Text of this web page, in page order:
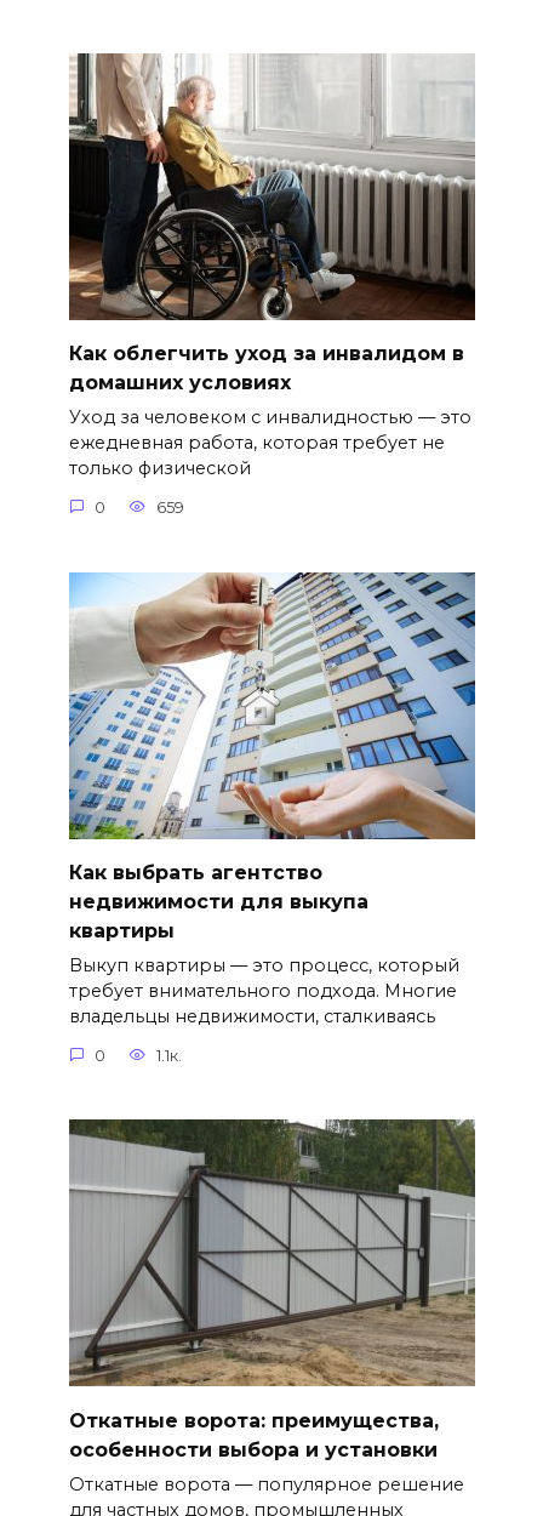
Как облегчить уход за инвалидом в
домашних условиях
Уход за человеком с инвалидностью — это
ежедневная работа, которая требует не
только физической
0 659
Как выбрать агентство
недвижимости для выкупа
квартиры
Выкуп квартиры — это процесс, который
требует внимательного подхода. Многие
владельцы недвижимости, сталкиваясь
0 1.1к.
Откатные ворота: преимущества,
особенности выбора и установки
Откатные ворота — популярное решение
для частных домов, промышленных